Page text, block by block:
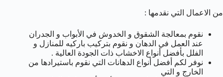
من الاعمال التي نقدمها :
نقوم بمعالجة الشقوق و الخدوش في الأبواب و الجدران
عند العمل في الدهان و نقوم بتركيب باركيه للمنازل و
الفلل بأفضل أنواع الاخشاب ذات الجودة العالية .
نوفر لكم أفضل أنواع الدهانات التي نقوم باستيرادها من
الخارج و التي